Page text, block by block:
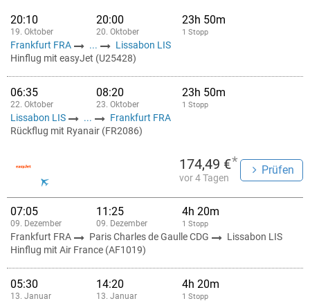
20:10
19. Oktober
20:00
20. Oktober
23h 50m
1 Stopp
Frankfurt FRA ...
Lissabon LIS
Hinflug mit easyJet (U25428)
06:35
22. Oktober
08:20
23. Oktober
23h 50m
1 Stopp
Lissabon LIS ...
Frankfurt FRA
Rückflug mit Ryanair (FR2086)
174,49 €*
vor 4 Tagen
Prüfen
07:05
09. Dezember
11:25
09. Dezember
4h 20m
1 Stopp
Frankfurt FRA Paris Charles de Gaulle CDG
Lissabon LIS
Hinflug mit Air France (AF1019)
05:30
13. Januar
14:20
13. Januar
4h 20m
1 Stopp